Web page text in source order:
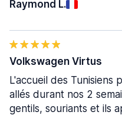
Raymond L.
Volkswagen Virtus
L'accueil des Tunisiens
allés durant nos 2
gentils, souriants et ils